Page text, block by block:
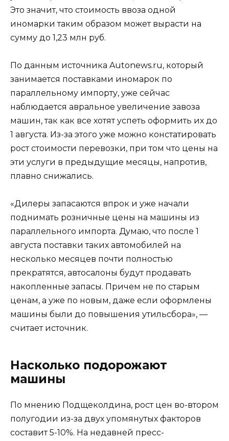
Это значит, что стоимость ввоза одной
иномарки таким образом может вырасти на
сумму до 1,23 млн руб.
По данным источника Autonews.ru, который
занимается поставками иномарок по
параллельному импорту, уже сейчас
наблюдается авральное увеличение завоза
машин, так как все хотят успеть оформить их до
1 августа. Из-за этого уже можно констатировать
рост стоимости перевозки, при том что цены на
эти услуги в предыдущие месяцы, напротив,
плавно снижались.
«Дилеры запасаются впрок и уже начали
поднимать розничные цены на машины из
параллельного импорта. Думаю, что после 1
августа поставки таких автомобилей на
несколько месяцев почти полностью
прекратятся, автосалоны будут продавать
накопленные запасы. Причем не по старым
ценам, а уже по новым, даже если оформлены
машины были до повышения утильсбора», —
считает источник.
Насколько подорожают
машины
По мнению Подщеколдина, рост цен во-втором
полугодии из-за двух упомянутых факторов
составит 5-10%. На недавней пресс-